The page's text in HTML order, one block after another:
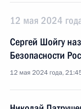
12 мая 2024
Сергей Шойгу
Безопасности
12 мая 2024 года,